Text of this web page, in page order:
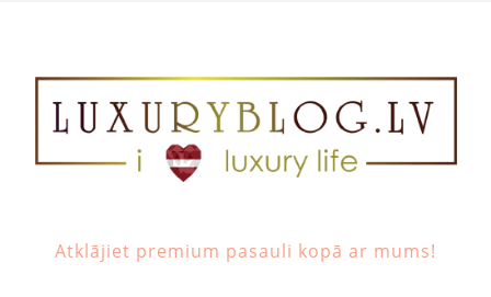
Atklājiet premium pasauli kopā ar mums!